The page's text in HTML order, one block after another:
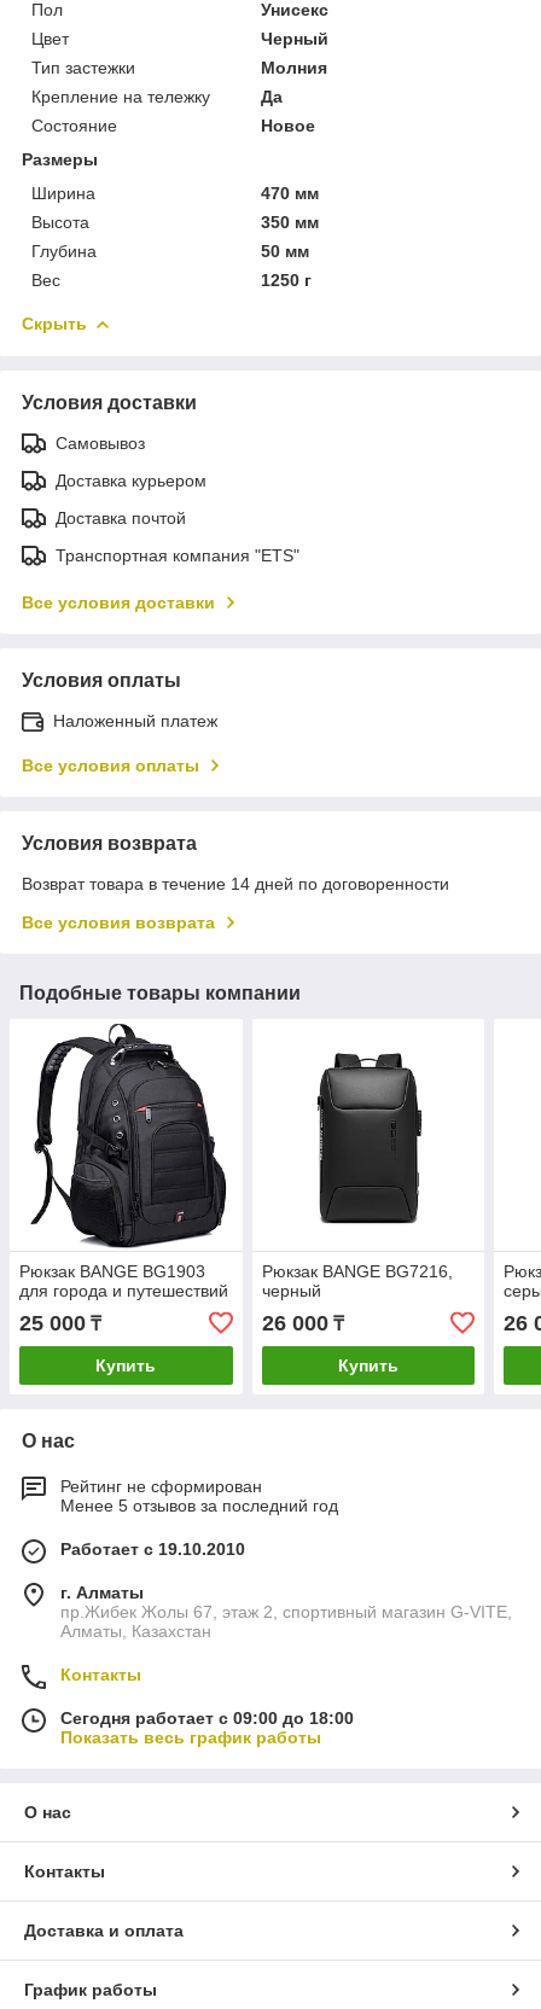
Пол
Унисекс
Цвет
Черный
Тип застежки
Молния
Крепление на тележку
Да
Состояние
Новое
Размеры
Ширина
470 мм
Высота
350 мм
Глубина
50 мм
Вес
1250 г
Скрыть
Условия доставки
Самовывоз
Доставка курьером
Доставка почтой
Транспортная компания "ETS"
Все условия доставки
Условия оплаты
Наложенный платеж
Все условия оплаты
Условия возврата
Возврат товара в течение 14 дней по договоренности
Все условия возврата
Подобные товары компании
Рюкзак BANGE BG1903
для города и путешествий
25 000 ₸
Купить
Рюкзак BANGE BG7216,
черный
26 000₸
Купить
26
О нас
Рейтинг не сформирован
Менее 5 отзывов за последний год
Работает с 19.10.2010
г. Алматы
пр.Жибек Жолы 67, этаж 2, спортивный магазин G-VITE,
Алматы, Казахстан
Контакты
Сегодня работает с 09:00 до 18:00
Показать весь график работы
О нас
Контакты
Доставка и оплата
График работы